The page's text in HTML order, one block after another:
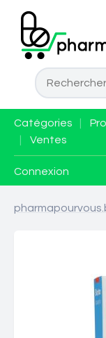
Catégories
Ventes
Connexion